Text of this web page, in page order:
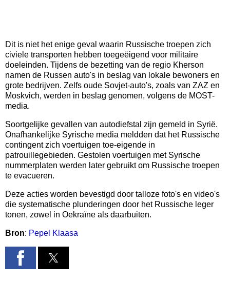
Dit is niet het enige geval waarin Russische troepen zich
civiele transporten hebben toegeëigend voor militaire
doeleinden. Tijdens de bezetting van de regio Kherson
namen de Russen auto's in beslag van lokale bewoners en
grote bedrijven. Zelfs oude Sovjet-auto's, zoals van ZAZ en
Moskvich, werden in beslag genomen, volgens de MOST-
media.
Soortgelijke gevallen van autodiefstal zijn gemeld in Syrië.
Onafhankelijke Syrische media meldden dat het Russische
contingent zich voertuigen toe-eigende in
patrouillegebieden. Gestolen voertuigen met Syrische
nummerplaten werden later gebruikt om Russische troepen
te evacueren.
Deze acties worden bevestigd door talloze foto's en video's
die systematische plunderingen door het Russische leger
tonen, zowel in Oekraïne als daarbuiten.
Bron: Pepel Klaasa